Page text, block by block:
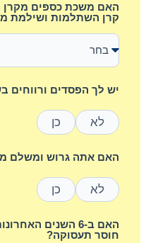
האם משכת כספים מקרן
קרן השתלמות ושילמת
יש לך הפסדים ורווחים
לא כן
האם אתה גרוש ומשלם
לא כן
האם ב-6 השנים
חוסר תעסוקה?